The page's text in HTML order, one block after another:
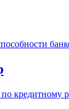
по